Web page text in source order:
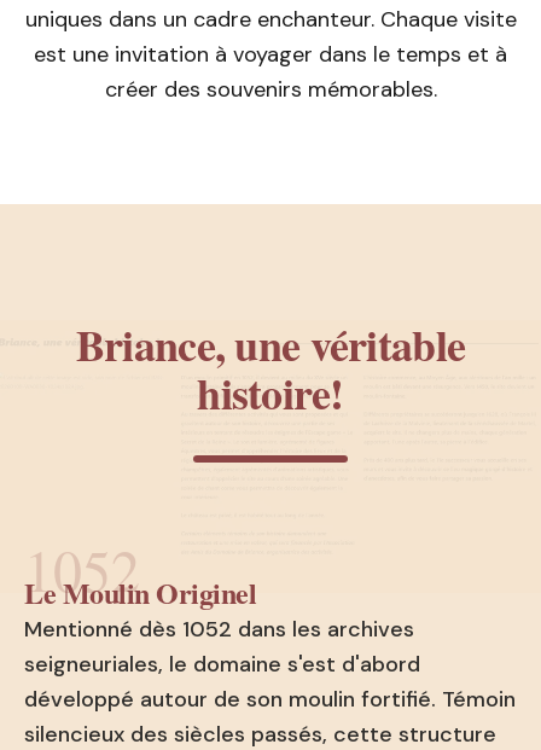
uniques dans un cadre enchanteur. Chaque visite
est une invitation à voyager dans le temps et à
créer des souvenirs mémorables.
Briance, une véritable
histoire!
1052
Le Moulin Originel
Mentionné dès 1052 dans les archives
seigneuriales, le domaine s'est d'abord
développé autour de son moulin fortifié. Témoin
silencieux des siècles passés, cette structure